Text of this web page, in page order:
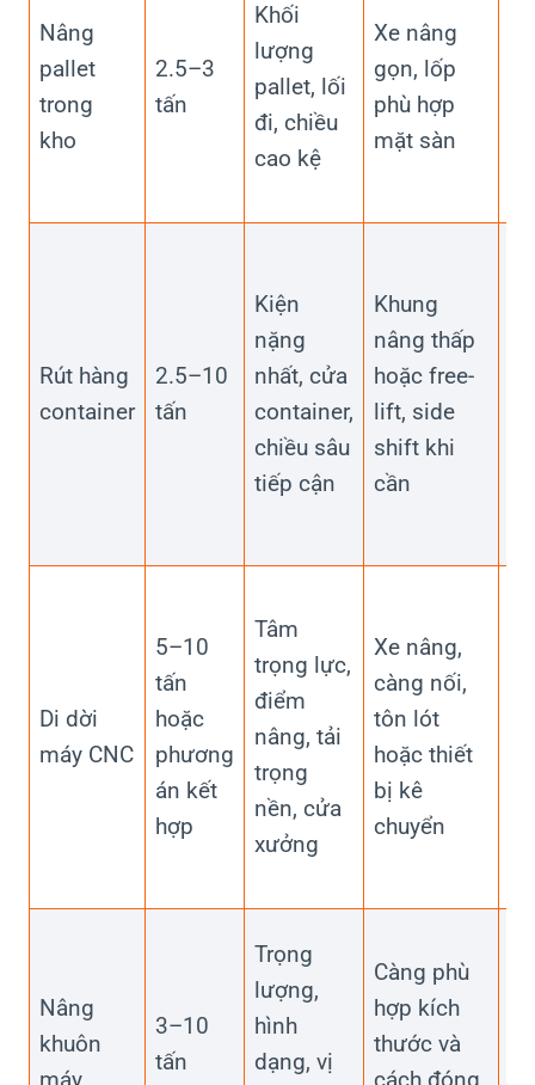
Nâng
pallet
trong
kho
2.5–3
tấn
Khối
lượng
pallet, lối
đi, chiều
cao kệ
Xe nâng
gọn, lốp
phù hợp
mặt sàn
Rút hàng
container
2.5–10
tấn
Kiện
nặng
nhất, cửa
container,
chiều sâu
tiếp cận
Khung
nâng thấp
hoặc free-
lift, side
shift khi
cần
Di dời
máy CNC
5–10
tấn
hoặc
phương
án kết
hợp
Tâm
trọng lực,
điểm
nâng, tải
trọng
nền, cửa
xưởng
Xe nâng,
càng nối,
tôn lót
hoặc thiết
bị kê
chuyển
Nâng
khuôn
3–10
tấn
Trọng
lượng,
hình
dạng, vị
Càng phù
hợp kích
thước và